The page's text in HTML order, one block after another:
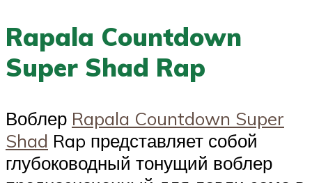
Rapala Countdown
Super Shad Rap
Воблер Rapala Countdown Super
Shad Rap представляет собой
глубоководный тонущий воблер